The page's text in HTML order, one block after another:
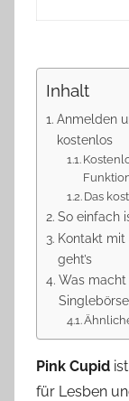
Inhalt
Anmelden
kostenlos
Das
So einfach
Kontakt
geht’s
Was macht
Pink Cupid
für Lesben